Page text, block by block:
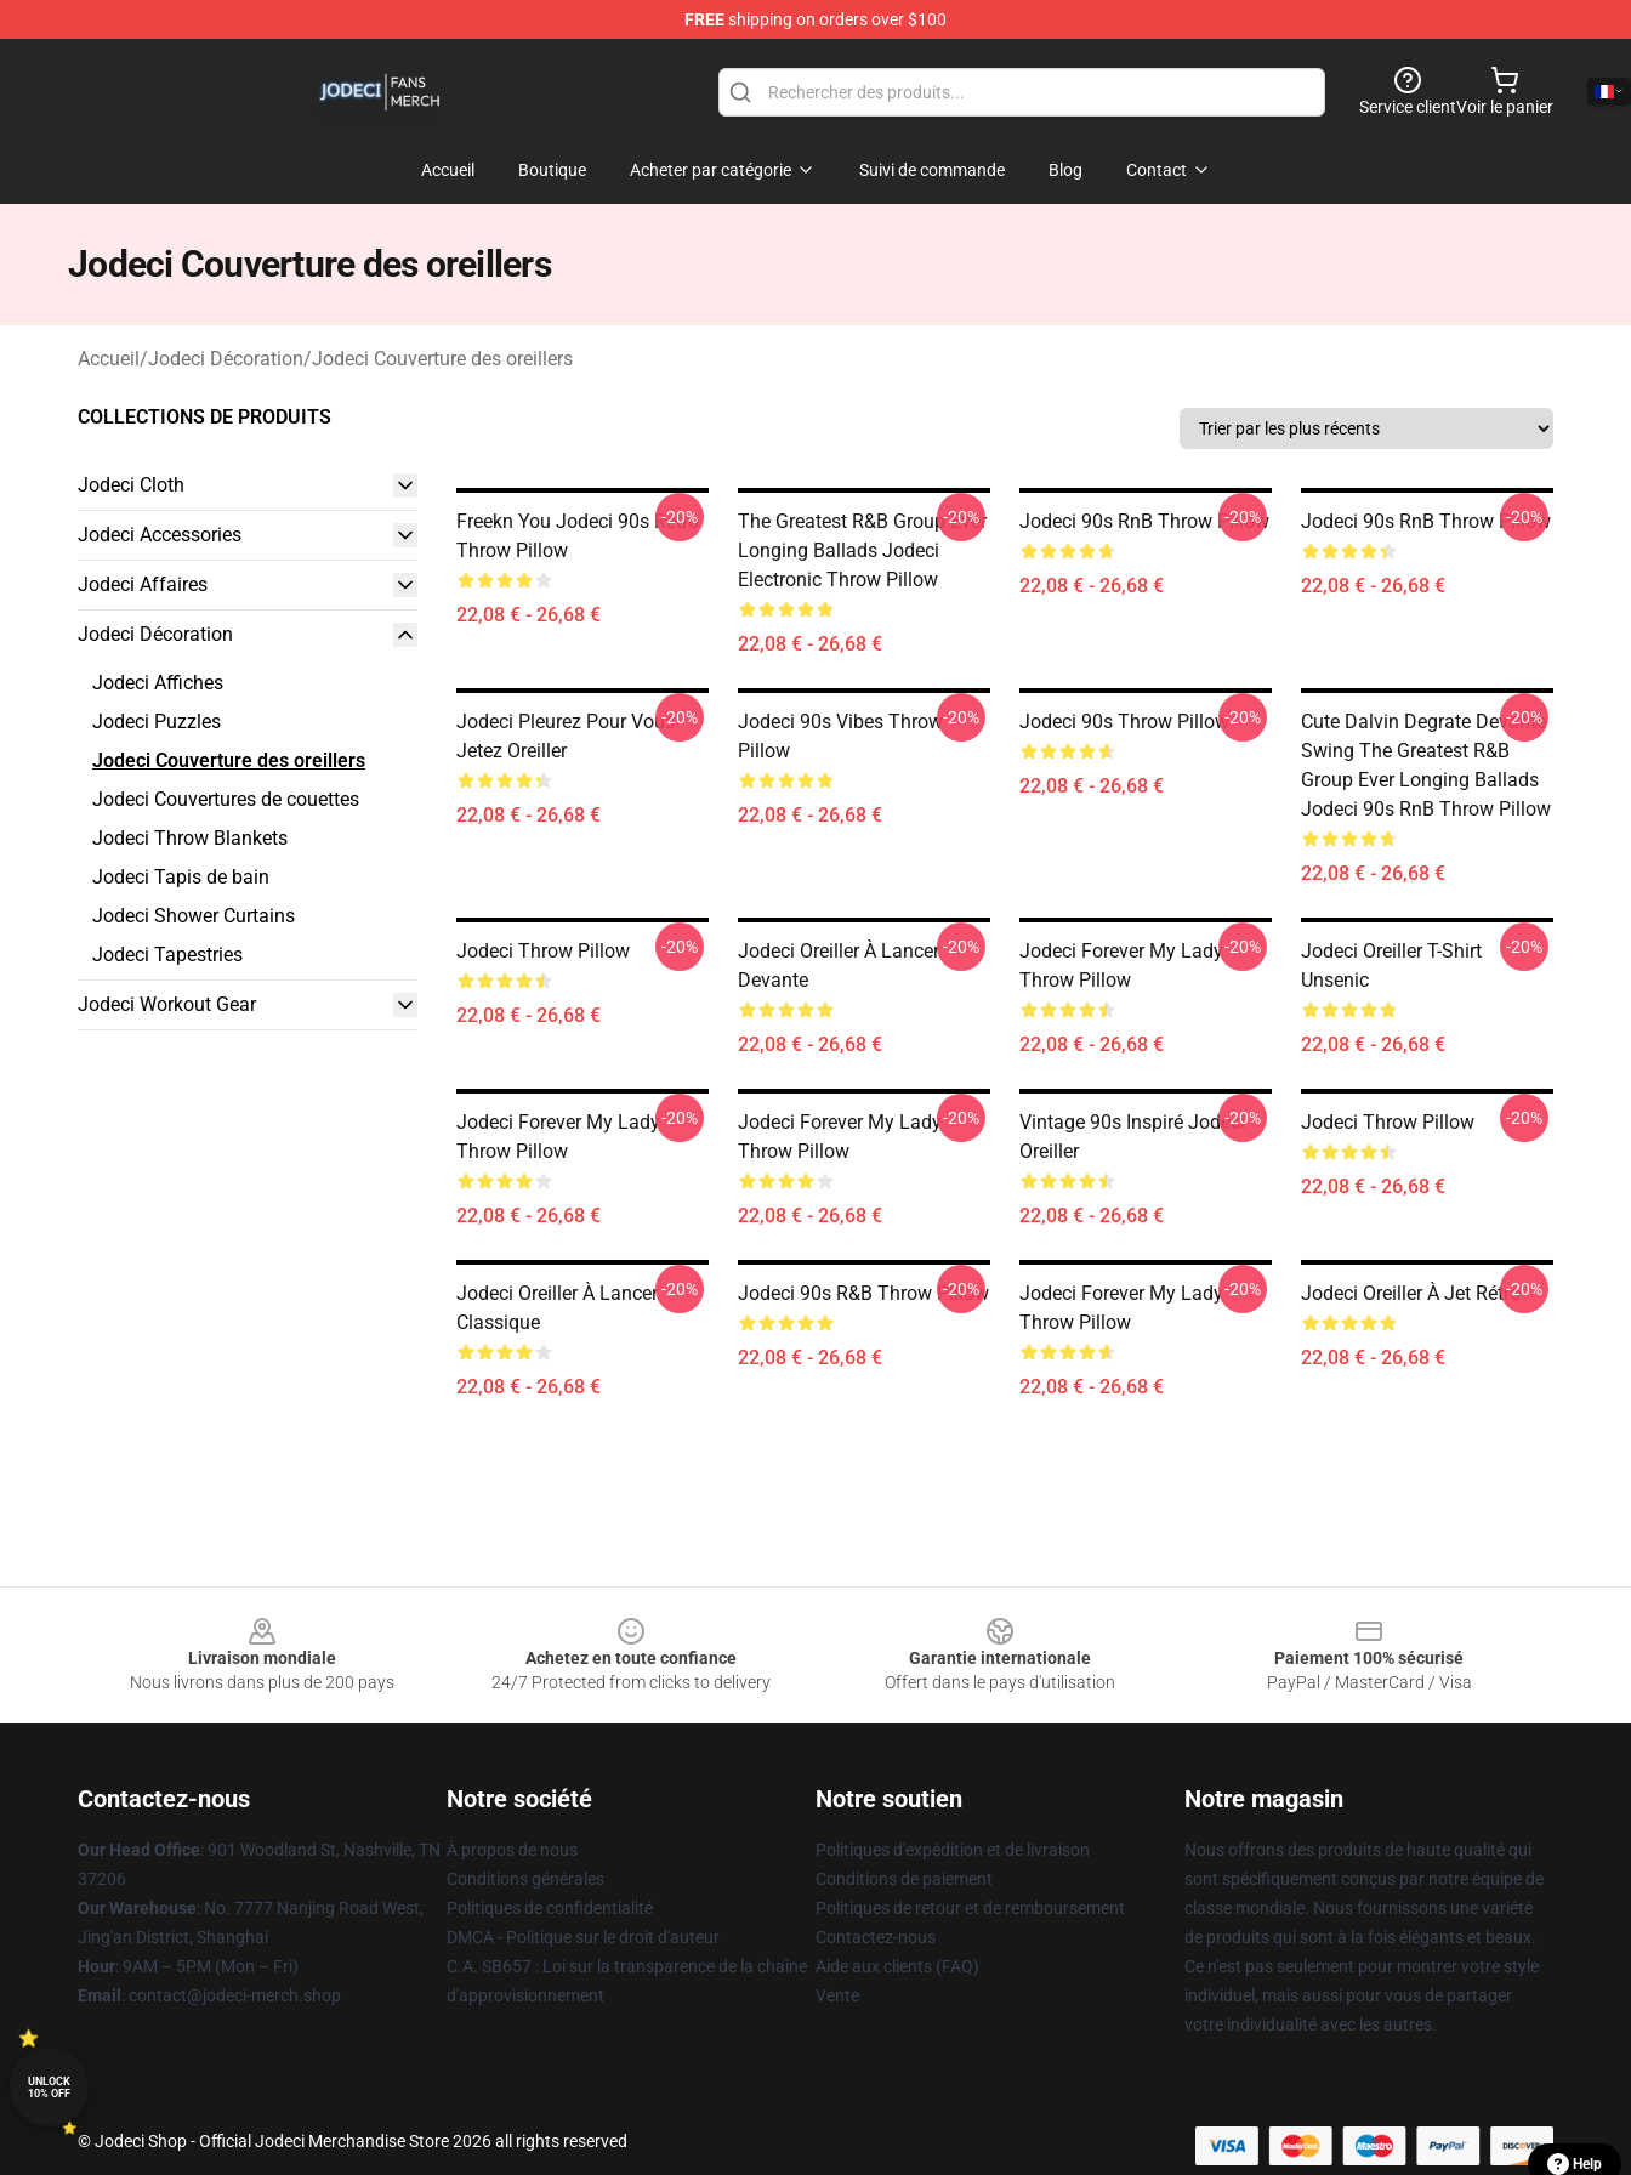
FREEshipping on orders over $100
Service clientVoir le panier
Accueil Boutique Acheter par catégorie Suivi de commande Blog Contact
Jodeci Couverture des oreillers
Accueil/Jodeci Décoration/Jodeci Couverture des oreillers
COLLECTIONS DE PRODUITS
Jodeci Cloth
Jodeci Accessories
Jodeci Affaires
Jodeci Décoration
Jodeci Affiches
Jodeci Puzzles
Jodeci Couverture des oreillers
Jodeci Couvertures de couettes
Jodeci Throw Blankets
Jodeci Tapis de bain
Jodeci Shower Curtains
Jodeci Tapestries
Jodeci Workout Gear
Freekn You Jodeci 90s Retro
Throw Pillow
22,08 € - 26,68 €
-20%
The Greatest R&B Group Ever
Longing Ballads Jodeci
Electronic Throw Pillow
22,08 € - 26,68 €
-20% Jodeci 90s RnB Throw Pillow
22,08 € - 26,68 €
-20% Jodeci 90s RnB Throw Pillow
22,08 € - 26,68 €
-20%
Jodeci Pleurez Pour Vous
Jetez Oreiller
22,08 € - 26,68 €
-20%
Jodeci 90s Vibes Throw
Pillow
22,08 € - 26,68 €
-20% Jodeci 90s Throw Pillow
22,08 € - 26,68 €
-20%
Cute Dalvin Degrate Devante
Swing The Greatest R&B
Group Ever Longing Ballads
Jodeci 90s RnB Throw Pillow
22,08 € - 26,68 €
-20%
Jodeci Throw Pillow
22,08 € - 26,68 €
-20%
Jodeci Oreiller À Lancer
Devante
22,08 € - 26,68 €
-20%
Jodeci Forever My Lady
Throw Pillow
22,08 € - 26,68 €
-20%
Jodeci Oreiller T-Shirt
Unsenic
22,08 € - 26,68 €
-20%
Jodeci Forever My Lady
Throw Pillow
22,08 € - 26,68 €
-20%
Jodeci Forever My Lady
Throw Pillow
22,08 € - 26,68 €
-20%
Vintage 90s Inspiré Jodeci
Oreiller
22,08 € - 26,68 €
-20% Jodeci Throw Pillow
22,08 € - 26,68 €
-20%
Jodeci Oreiller À Lancer
Classique
22,08 € - 26,68 €
-20% Jodeci 90s R&B Throw Pillow
22,08 € - 26,68 €
-20%
Jodeci Forever My Lady
Throw Pillow
22,08 € - 26,68 €
-20% Jodeci Oreiller À Jet Rétro
22,08 € - 26,68 €
-20%
Livraison mondiale
Nous livrons dans plus de 200 pays
Achetez en toute confiance
24/7 Protected from clicks to delivery
Garantie internationale
Offert dans le pays d'utilisation
Paiement 100% sécurisé
PayPal / MasterCard / Visa
Contactez-nous
Our Head Office: 901 Woodland St, Nashville, TN
37206
Our Warehouse: No. 7777 Nanjing Road West,
Jing'an District, Shanghai
Hour: 9AM – 5PM (Mon – Fri)
Email : contact@jodeci-merch.shop
Notre société
À propos de nous
Conditions générales
Politiques de confidentialité
DMCA - Politique sur le droit d'auteur
C.A. SB657 : Loi sur la transparence de la chaîne
d'approvisionnement
Notre soutien
Politiques d'expédition et de livraison
Conditions de paiement
Politiques de retour et de remboursement
Contactez-nous
Aide aux clients (FAQ)
Vente
Notre magasin
Nous offrons des produits de haute qualité qui
sont spécifiquement conçus par notre équipe de
classe mondiale. Nous fournissons une variété
de produits qui sont à la fois élégants et beaux.
Ce n'est pas seulement pour montrer votre style
individuel, mais aussi pour vous de partager
votre individualité avec les autres.
© Jodeci Shop - Official Jodeci Merchandise Store 2026 all rights reserved
Help
UNLOCK
10% OFF